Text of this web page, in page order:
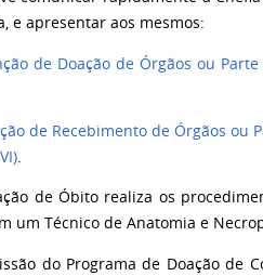
e apresentar aos mesmos:
de Doação de Órgãos ou
de Recebimento de Órgãos ou
.
de Óbito realiza os
um Técnico de Anatomia e
do Programa de Doação de